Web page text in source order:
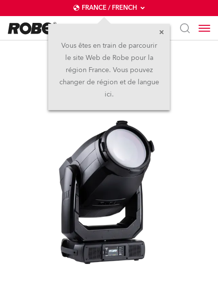
FRANCE / FRENCH
Vous êtes en train de parcourir
le site Web de Robe pour la
région France. Vous pouvez
changer de région et de langue
ici.
T3 PC™
Nouveau